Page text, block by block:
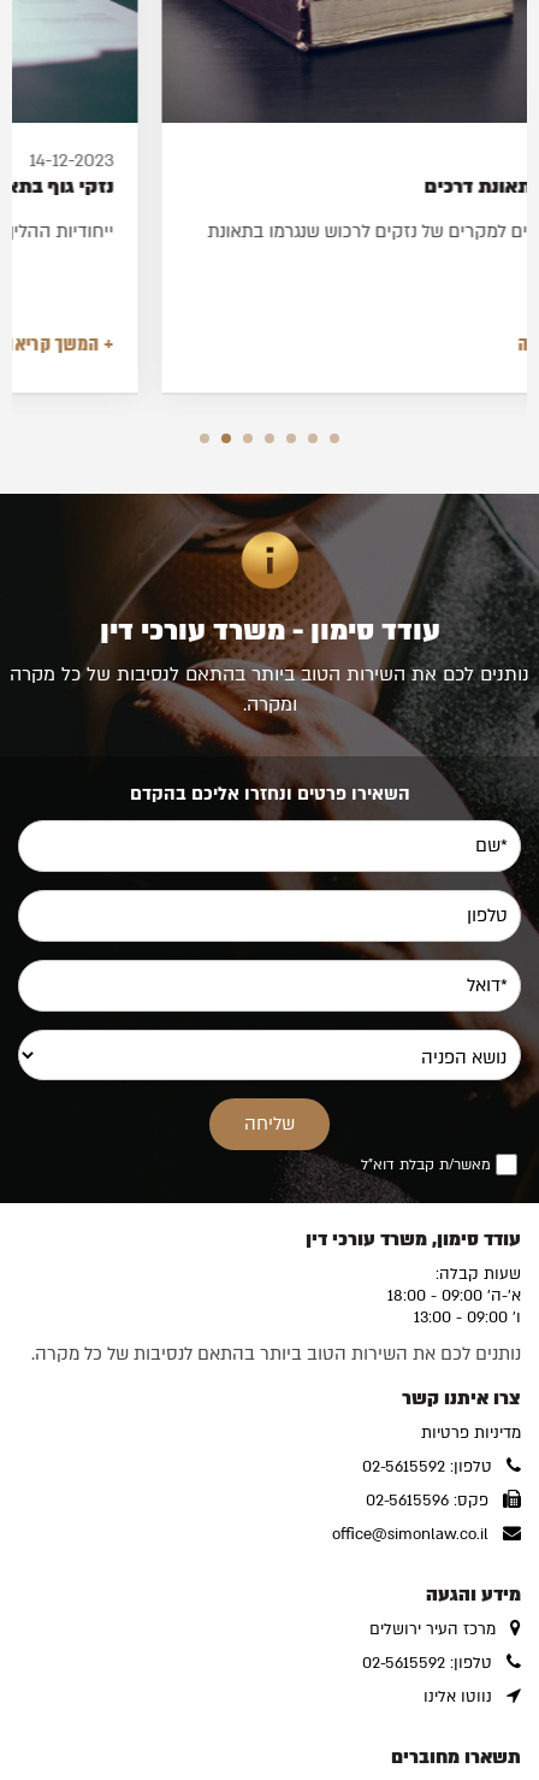
נזקי רכוש בתאונת דרכים
דגשים רלוונטיים למקרים של נזקים לרכוש שנגרמו בתאונת
עודד סימון - משרד עורכי דין
נותנים לכם את השירות הטוב ביותר בהתאם לנסיבות של כל מקרה
ומקרה.
השאירו פרטים ונחזרו אליכם בהקדם
מאשר/ת קבלת דוא"ל
עודד סימון, משרד עורכי דין
שעות קבלה:
א'-ה' 09:00 - 18:00
ו' 09:00 - 13:00
נותנים לכם את השירות הטוב ביותר בהתאם לנסיבות של כל מקרה.
צרו איתנו קשר
מדיניות פרטיות
טלפון: 02-5615592
פקס: 02-5615596
office@simonlaw.co.il
מידע והגעה
מרכז העיר ירושלים
טלפון: 02-5615592
נווטו אלינו
תשארו מחוברים